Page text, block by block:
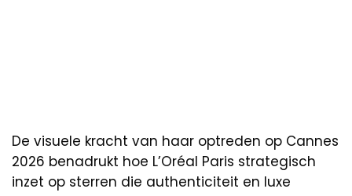
De visuele kracht van haar optreden op Cannes
2026 benadrukt hoe L’Oréal Paris strategisch
inzet op sterren die authenticiteit en luxe